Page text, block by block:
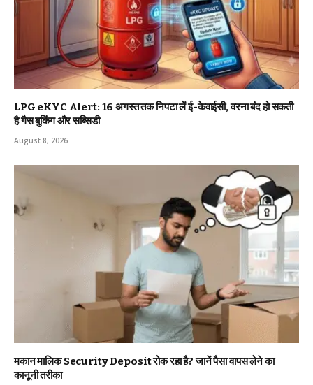
LPG eKYC Alert: 16 अगस्त तक निपटा लें ई-केवाईसी, वरना बंद हो सकती
है गैस बुकिंग और सब्सिडी
August 8, 2026
मकान मालिक Security Deposit रोक रहा है? जानें पैसा वापस लेने का
कानूनी तरीका